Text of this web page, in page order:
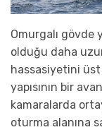
Omurgalı gövde
olduğu daha
hassasiyetini üst
yapısının bir
kamaralarda
oturma alanına